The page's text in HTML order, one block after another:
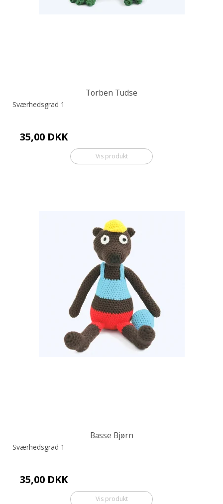
Torben Tudse
Sværhedsgrad 1
35,00 DKK
Vis produkt
Basse Bjørn
Sværhedsgrad 1
35,00 DKK
Vis produkt